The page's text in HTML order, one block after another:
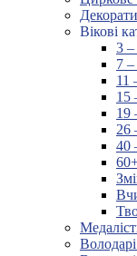
Вікові
3 –
7 –
11
15
19
26
40